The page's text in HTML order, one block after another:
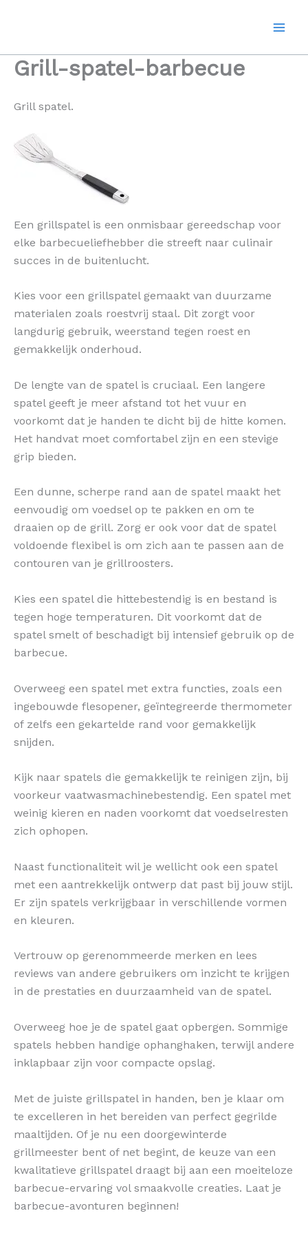
inhoud
Grill-spatel-barbecue
Grill spatel.
Een grillspatel is een onmisbaar gereedschap voor
elke barbecueliefhebber die streeft naar culinair
succes in de buitenlucht.
Kies voor een grillspatel gemaakt van duurzame
materialen zoals roestvrij staal. Dit zorgt voor
langdurig gebruik, weerstand tegen roest en
gemakkelijk onderhoud.
De lengte van de spatel is cruciaal. Een langere
spatel geeft je meer afstand tot het vuur en
voorkomt dat je handen te dicht bij de hitte komen.
Het handvat moet comfortabel zijn en een stevige
grip bieden.
Een dunne, scherpe rand aan de spatel maakt het
eenvoudig om voedsel op te pakken en om te
draaien op de grill. Zorg er ook voor dat de spatel
voldoende flexibel is om zich aan te passen aan de
contouren van je grillroosters.
Kies een spatel die hittebestendig is en bestand is
tegen hoge temperaturen. Dit voorkomt dat de
spatel smelt of beschadigt bij intensief gebruik op de
barbecue.
Overweeg een spatel met extra functies, zoals een
ingebouwde flesopener, geïntegreerde thermometer
of zelfs een gekartelde rand voor gemakkelijk
snijden.
Kijk naar spatels die gemakkelijk te reinigen zijn, bij
voorkeur vaatwasmachinebestendig. Een spatel met
weinig kieren en naden voorkomt dat voedselresten
zich ophopen.
Naast functionaliteit wil je wellicht ook een spatel
met een aantrekkelijk ontwerp dat past bij jouw stijl.
Er zijn spatels verkrijgbaar in verschillende vormen
en kleuren.
Vertrouw op gerenommeerde merken en lees
reviews van andere gebruikers om inzicht te krijgen
in de prestaties en duurzaamheid van de spatel.
Overweeg hoe je de spatel gaat opbergen. Sommige
spatels hebben handige ophanghaken, terwijl andere
inklapbaar zijn voor compacte opslag.
Met de juiste grillspatel in handen, ben je klaar om
te excelleren in het bereiden van perfect gegrilde
maaltijden. Of je nu een doorgewinterde
grillmeester bent of net begint, de keuze van een
kwalitatieve grillspatel draagt bij aan een moeiteloze
barbecue-ervaring vol smaakvolle creaties. Laat je
barbecue-avonturen beginnen!